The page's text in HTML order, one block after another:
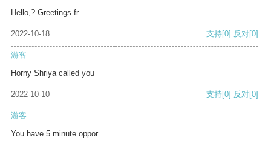
Hello,? Greetings fr
2022-10-18 支持[0] 反对[0]
游客
Horny Shriya called you
2022-10-10 支持[0] 反对[0]
游客
You have 5 minute oppor